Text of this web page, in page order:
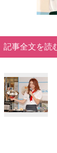
記事全文を読